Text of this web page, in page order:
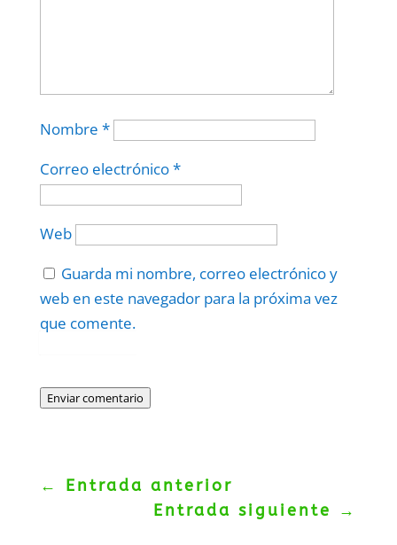
Nombre *
Correo electrónico*
Web
Guarda mi nombre, correo electrónico y
web en este navegador para la próxima vez
que comente.
Enviar comentario
← Entrada anterior
Entrada siguiente
→